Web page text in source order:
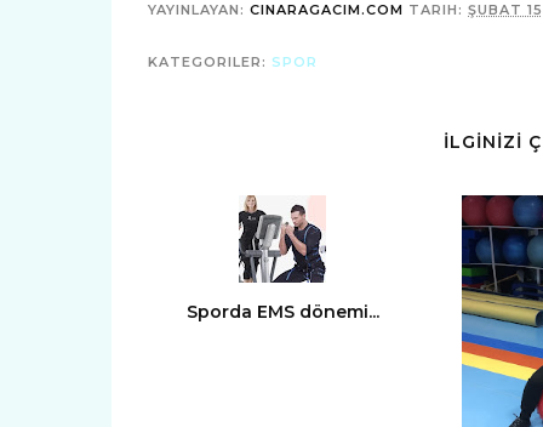
YAYINLAYAN: CINARAGACIM.COM TARIH: ŞUBAT
KATEGORILER: SPOR
İLGİNİZİ
Sporda EMS dönemi...